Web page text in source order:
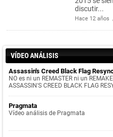
discutir...
Hace 12
VÍDEO ANÁLISIS
Assassin's Creed Black Flag
NO es ni un REMASTER ni un
ASSASSIN'S CREED BLACK FLAG
Pragmata
Vídeo análisis de Pragmata